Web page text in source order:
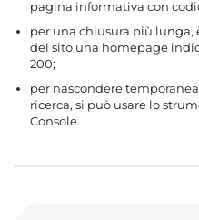
pagina informativa con
per una chiusura più lunga,
del sito una homepage
200;
per nascondere
ricerca, si può usare lo
Console.